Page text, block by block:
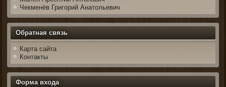
Чекменёв Григорий Анатольевич
Обратная связь
Карта сайта
Контакты
Форма входа